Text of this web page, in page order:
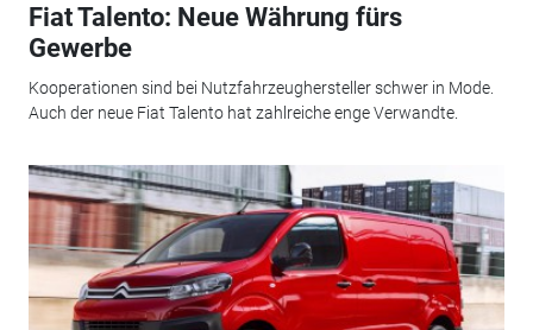
Fiat Talento: Neue Währung fürs
Gewerbe
Kooperationen sind bei Nutzfahrzeughersteller schwer in Mode.
Auch der neue Fiat Talento hat zahlreiche enge Verwandte.